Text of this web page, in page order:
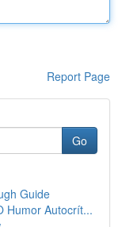
Report Page
Go
Guide
Humor Autocrít...